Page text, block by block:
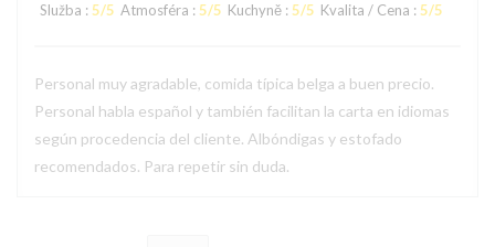
Služba : 5/5 Atmosféra : 5/5 Kuchyně : 5/5 Kvalita / Cena : 5/5
Personal muy agradable, comida típica belga a buen precio.
Personal habla español y también facilitan la carta en idiomas
según procedencia del cliente. Albóndigas y estofado
recomendados. Para repetir sin duda.